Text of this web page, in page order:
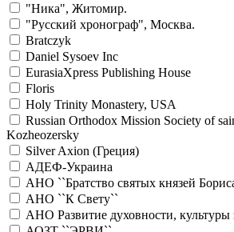
"Ника", Житомир.
"Русский хронограф", Москва.
Bratczyk
Daniel Sysoev Inc
EurasiaXpress Publishing House
Floris
Holy Trinity Monastery, USA
Russian Orthodox Mission Society of
Kozheozersky
Silver Axion (Греция)
АДЕФ-Украина
АНО ``Братство святых князей
АНО ``К Свету``
АНО Развитие духовности, культуры